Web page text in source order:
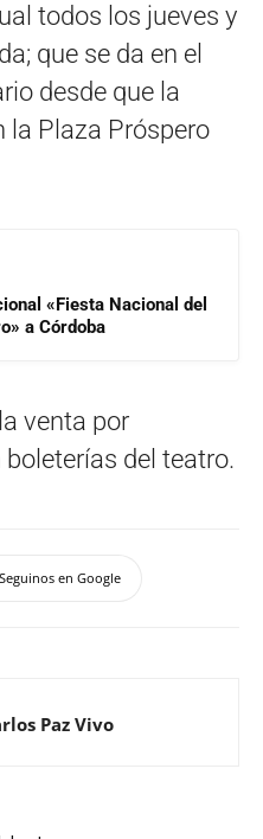
todos los jueves y
que se da en el
desde que la
la Plaza Próspero
«Fiesta Nacional del
a Córdoba
venta por
del teatro.
en Google
Paz Vivo